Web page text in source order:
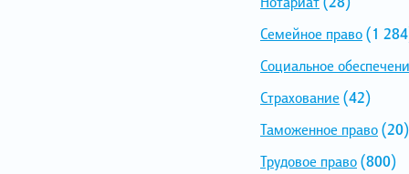
Семейное право(1
Социальное
Страхование (42)
Таможенное право(20)
Трудовое право(800)